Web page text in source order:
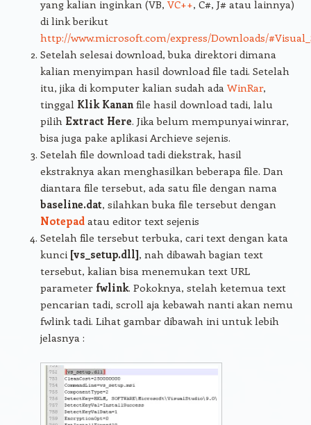
yang kalian inginkan (VB, VC++, C#, J# atau lainnya)
di link berikut
http://www.microsoft.com/express/Downloads/
Setelah selesai download, buka direktori dimana
kalian menyimpan hasil download file tadi. Setelah
itu, jika di komputer kalian sudah ada WinRar,
tinggal Klik Kananfile hasil download tadi, lalu
pilih Extract Here. Jika belum mempunyai winrar,
bisa juga pake aplikasi Archieve sejenis.
Setelah file download tadi diekstrak, hasil
ekstraknya akan menghasilkan beberapa file. Dan
diantara file tersebut, ada satu file dengan nama
baseline.dat, silahkan buka file tersebut dengan
Notepadatau editor text sejenis
Setelah file tersebut terbuka, cari text dengan kata
kunci [vs_setup.dll], nah dibawah bagian text
tersebut, kalian bisa menemukan text URL
parameter fwlink. Pokoknya, stelah ketemua text
pencarian tadi, scroll aja kebawah nanti akan nemu
fwlink tadi. Lihat gambar dibawah ini untuk lebih
jelasnya :